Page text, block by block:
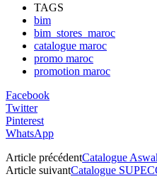
TAGS
bim
bim_stores_maroc
catalogue maroc
promo maroc
promotion maroc
Facebook
Twitter
Pinterest
WhatsApp
Article précédentCatalogue
Article suivantCatalogue